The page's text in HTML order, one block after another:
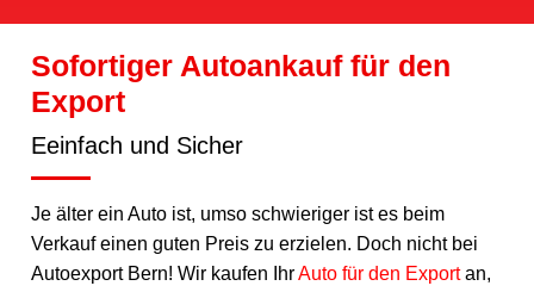
Sofortiger Autoankauf für den
Export
Eeinfach und Sicher
Je älter ein Auto ist, umso schwieriger ist es beim
Verkauf einen guten Preis zu erzielen. Doch nicht bei
Autoexport Bern! Wir kaufen IhrAuto für den Exportan,